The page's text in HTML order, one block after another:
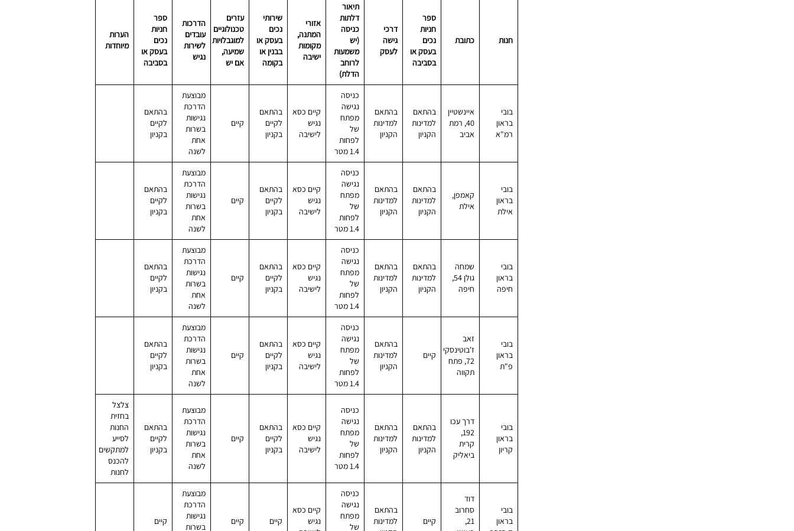
חנות כתובת
ספר
חניות
נכים
בעסק או
בסביבה
דרכי
גישה
לעסק
תיאור
דלתות
כניסה
(יש
משמעות
לרוחב
הדלת)
אזורי
המתנה,
מקומות
ישיבה
שירותי
נכים
בעסק או
בבנין או
בקומה
עזרים
טכנולוגיים
למוגבלויות
שמיעה,
אם יש
הדרכות
עובדים
לשירות
נגיש
ספר
חניות
נכים
בעסק או
בסביבה
הערות
מיוחדות
בובי
בראון
רמ"א
איינשטיין
40, רמת
אביב
בהתאם
למדינות
הקניון
בהתאם
למדינות
הקניון
כניסה
נגישה
מפתח
של
לפחות
1.4 מטר
קיים כסא
נגיש
לישיבה
בהתאם
לקיים
בקניון
קיים
מבוצעת
הדרכת
נגישות
בשרות
אחת
לשנה
בהתאם
לקיים
בקניון
בובי
בראון
אילת
קאמפן,
אילת
בהתאם
למדינות
הקניון
בהתאם
למדינות
הקניון
כניסה
נגישה
מפתח
של
לפחות
1.4 מטר
קיים כסא
נגיש
לישיבה
בהתאם
לקיים
בקניון
קיים
מבוצעת
הדרכת
נגישות
בשרות
אחת
לשנה
בהתאם
לקיים
בקניון
בובי
בראון
חיפה
שמחה
גולן 54,
חיפה
בהתאם
למדינות
הקניון
בהתאם
למדינות
הקניון
כניסה
נגישה
מפתח
של
לפחות
1.4 מטר
קיים כסא
נגיש
לישיבה
בהתאם
לקיים
בקניון
קיים
מבוצעת
הדרכת
נגישות
בשרות
אחת
לשנה
בהתאם
לקיים
בקניון
בובי
בראון
פ"ת
זאב
ז'בוטינסקי
72, פתח
תקווה
קיים
בהתאם
למדינות
הקניון
כניסה
נגישה
מפתח
של
לפחות
1.4 מטר
קיים כסא
נגיש
לישיבה
בהתאם
לקיים
בקניון
קיים
מבוצעת
הדרכת
נגישות
בשרות
אחת
לשנה
בהתאם
לקיים
בקניון
בובי
בראון
קריון
דרך עכו
192,
קרית
ביאליק
בהתאם
למדינות
הקניון
בהתאם
למדינות
הקניון
כניסה
נגישה
מפתח
של
לפחות
1.4 מטר
קיים כסא
נגיש
לישיבה
בהתאם
לקיים
בקניון
קיים
מבוצעת
הדרכת
נגישות
בשרות
אחת
לשנה
בהתאם
לקיים
בקניון
צלצל
בחזית
החנות
לסייע
למתקשים
להכנס
לחנות
בובי
בראון
דוד
סחרוב
21,
קיים
בהתאם
למדינות
כניסה
נגישה
מפתח
של
קיים כסא
נגיש
קיים קיים
מבוצעת
הדרכת
נגישות
בשרות
קיים